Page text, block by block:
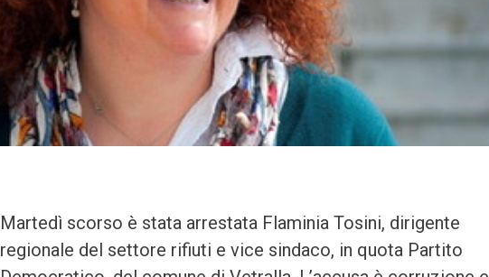
Martedì scorso è stata arrestata Flaminia Tosini, dirigente
regionale del settore rifiuti e vice sindaco, in quota Partito